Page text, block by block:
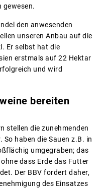
den anwesenden
unseren Anbau auf die
Er selbst hat die
erstmals auf 22 Hektar
und wird
bereiten
stellen die zunehmenden
haben die Sauen z.B. in
umgegraben; das
dass Erde das Futter
Der BBV fordert daher,
des Einsatzes